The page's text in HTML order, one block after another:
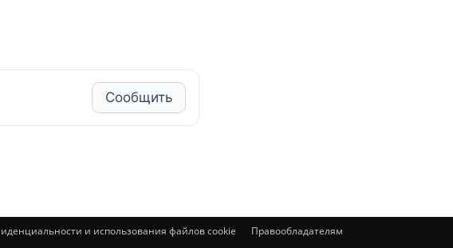
Сообщить
и использования файлов cookie Правообладателям